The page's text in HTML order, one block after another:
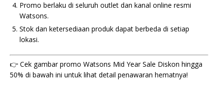
Promo berlaku di seluruh outlet dan kanal online resmi
Watsons.
Stok dan ketersediaan produk dapat berbeda di setiap
lokasi.
👉 Cek gambar promo Watsons Mid Year Sale Diskon hingga
50% di bawah ini untuk lihat detail penawaran hematnya!